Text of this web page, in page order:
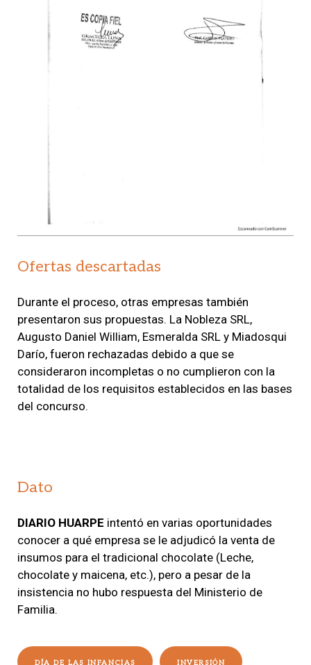
Ofertas descartadas
Durante el proceso, otras empresas también
presentaron sus propuestas. La Nobleza SRL,
Augusto Daniel William, Esmeralda SRL y Miadosqui
Darío, fueron rechazadas debido a que se
consideraron incompletas o no cumplieron con la
totalidad de los requisitos establecidos en las bases
del concurso.
Dato
DIARIO HUARPE intentó en varias oportunidades
conocer a qué empresa se le adjudicó la venta de
insumos para el tradicional chocolate (Leche,
chocolate y maicena, etc.), pero a pesar de la
insistencia no hubo respuesta del Ministerio de
Familia.
DÍA DE LAS INFANCIAS INVERSIÓN